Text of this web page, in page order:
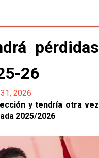
grupo en la sesión
es mejorar la
a los nuevos
Flores" por Rafa
Fran González
pérdidas
26
2026
y tendría otra vez
2025/2026